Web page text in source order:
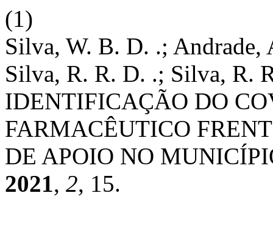
(1)
Silva, W. B. D. .;
Silva, R. R. D. .; Silva, R.
IDENTIFICAÇÃO DO
FARMACÊUTICO
DE APOIO NO
2021, 2, 15.